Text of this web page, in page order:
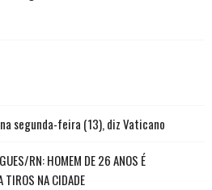
segunda-feira (13), diz Vaticano
RN: HOMEM DE 26 ANOS É
TIROS NA CIDADE